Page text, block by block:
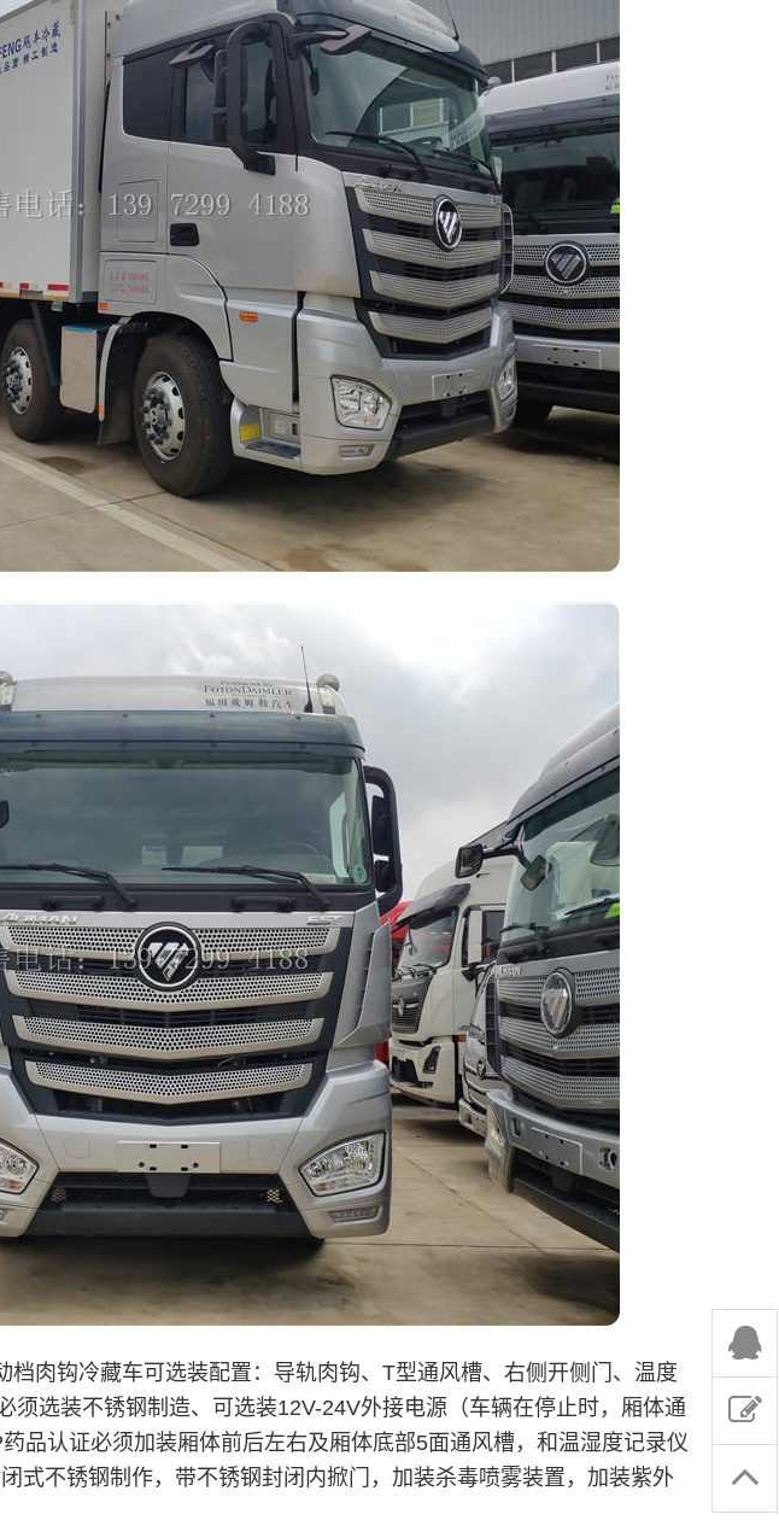
档肉钩冷藏车可选装配置：导轨肉钩、T型通风槽、右侧开侧门、温度
须选装不锈钢制造、可选装12V-24V外接电源（车辆在停止时，厢体通
品认证必须加装厢体前后左右及厢体底部5面通风槽，和温湿度记录仪
式不锈钢制作，带不锈钢封闭内掀门，加装杀毒喷雾装置，加装紫外